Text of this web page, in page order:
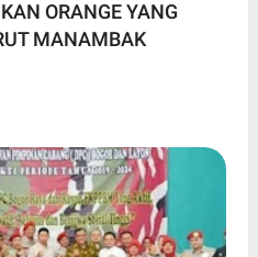
ORANGE YANG
MANAMBAK